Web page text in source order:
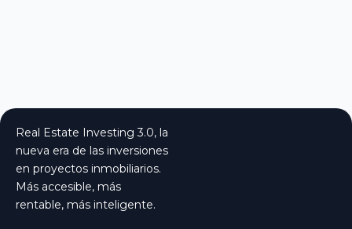
Real Estate Investing 3.0, la
nueva era de las inversiones
en proyectos inmobiliarios.
Más accesible, más
rentable, más inteligente.